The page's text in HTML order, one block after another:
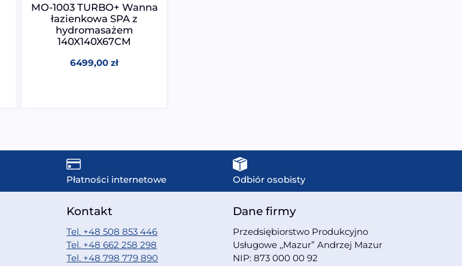
MO-1003 TURBO+ Wanna
łazienkowa SPA z
hydromasażem
140X140X67CM
6499,00 zł
Płatności internetowe Odbiór osobisty
Kontakt
Tel. +48 508 853 446
Tel. +48 662 258 298
Tel. +48 798 779 890
Dane firmy
Przedsiębiorstwo Produkcyjno
Usługowe ,,Mazur” Andrzej Mazur
NIP: 873 000 00 92